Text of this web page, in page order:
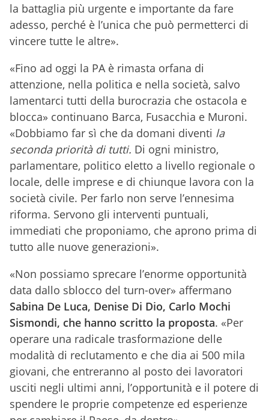
la battaglia più urgente e importante da fare
adesso, perché è l’unica che può permetterci di
vincere tutte le altre».
«Fino ad oggi la PA è rimasta orfana di
attenzione, nella politica e nella società, salvo
lamentarci tutti della burocrazia che ostacola e
blocca» continuano Barca, Fusacchia e Muroni.
«Dobbiamo far sì che da domani diventi la
seconda priorità di tutti. Di ogni ministro,
parlamentare, politico eletto a livello regionale o
locale, delle imprese e di chiunque lavora con la
società civile. Per farlo non serve l’ennesima
riforma. Servono gli interventi puntuali,
immediati che proponiamo, che aprono prima di
tutto alle nuove generazioni».
«Non possiamo sprecare l’enorme opportunità
data dallo sblocco del turn-over» affermano
Sabina De Luca, Denise Di Dio, Carlo Mochi
Sismondi, che hanno scritto la proposta. «Per
operare una radicale trasformazione delle
modalità di reclutamento e che dia ai 500 mila
giovani, che entreranno al posto dei lavoratori
usciti negli ultimi anni, l’opportunità e il potere di
spendere le proprie competenze ed esperienze